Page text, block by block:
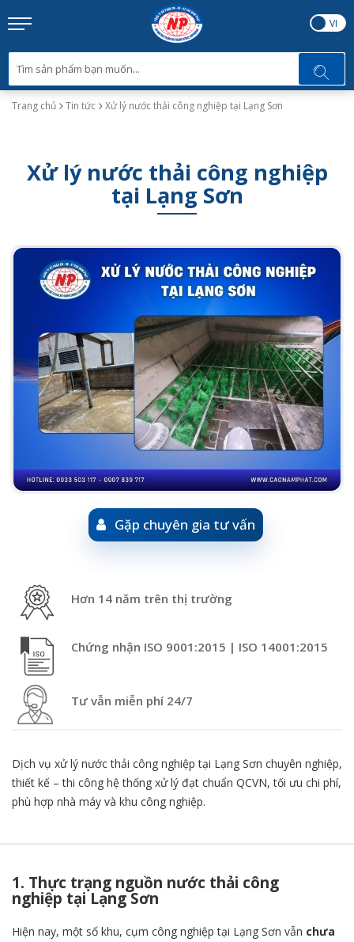
EN VI
Trang chủ Tin tức Xử lý nước thải công nghiệp tại Lạng Sơn
Xử lý nước thải công nghiệp
tại Lạng Sơn
Gặp chuyên gia tư vấn
Hơn 14 năm trên thị trường
Chứng nhận ISO 9001:2015 | ISO 14001:2015
Tư vẫn miễn phí 24/7
Dịch vụ xử lý nước thải công nghiệp tại Lạng Sơn chuyên nghiệp,
thiết kế – thi công hệ thống xử lý đạt chuẩn QCVN, tối ưu chi phí,
phù hợp nhà máy và khu công nghiệp.
1. Thực trạng nguồn nước thải công
nghiệp tại Lạng Sơn
Hiện nay, một số khu, cụm công nghiệp tại Lạng Sơn vẫn chưa